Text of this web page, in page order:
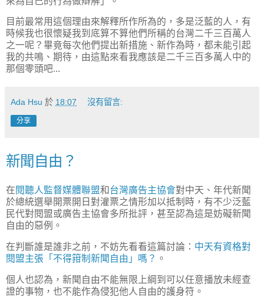
目前最常用這個理由來解釋所作所為的，多是泛藍的人，有
時候我也很懷疑我到底算不算他們所稱的台灣二千三百萬人
之一呢？畢竟每次他們提出新措施、新作為時，都未能引起
我的共鳴、期待，由這點來看我應該是二千三百多萬人中的
那個零頭吧...
Ada Hsu 於 18:07 沒有留言:
分享
新聞自由？
在閱聽人監督媒體聯盟和 台灣廣告主協會對中天、年代新聞
於總統選舉開票開日對灌票之情形加以抵制時，有不少泛藍
民代對閱盟或廣告主協會多所批評，甚至認為這是妨礙新聞
自由的惡例。
在判斷誰是誰非之前，不妨先看看這篇討論： 中天有資格對
閱盟主張「不得箝制新聞自由」嗎？ 。
個人也認為，新聞自由不能無限上綱到可以任意播放未經查
證的事物，也不能作為侵犯他人自由的護身符。